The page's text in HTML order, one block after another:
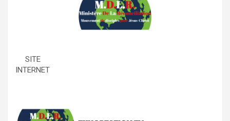
SITE
INTERNET